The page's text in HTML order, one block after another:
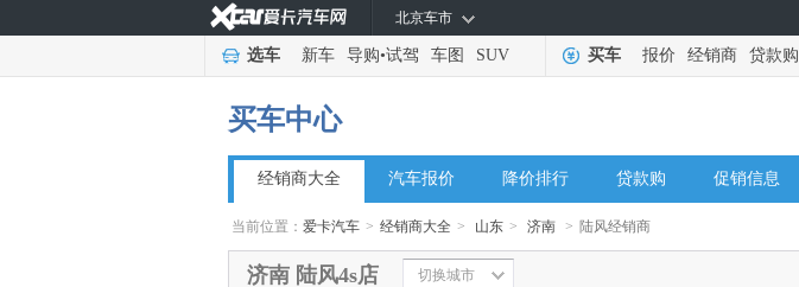
北京车市
选车 新车 导购•试驾 车图 SUV 买车 报价 经销商 贷款购
买车中心
经销商大全 汽车报价 降价排行 贷款购 促销信息
当前位置： 爱卡汽车 > 经销商大全 > 山东 > 济南 > 陆风经销商
济南 陆风4s店 切换城市